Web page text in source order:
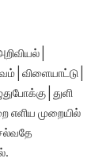
|
| விளையாட்டு |
| துளி
முறையில்